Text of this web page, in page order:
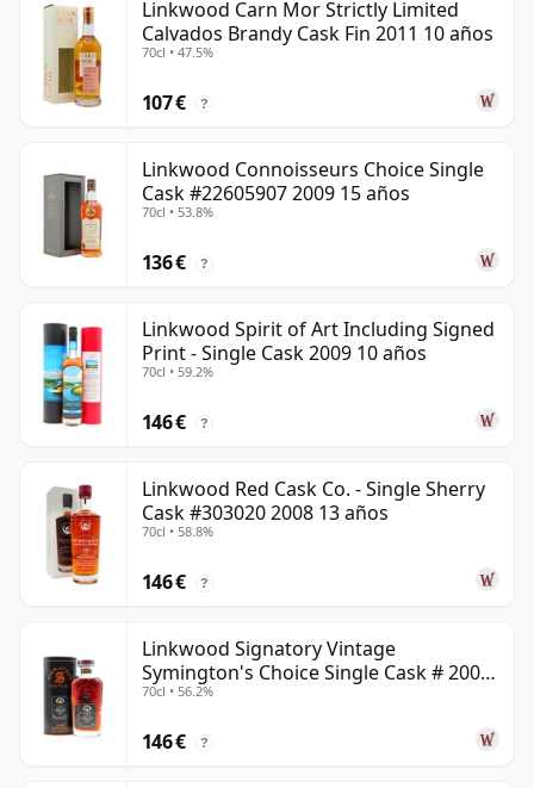
Linkwood Carn Mor Strictly Limited
Calvados Brandy Cask Fin 2011 10 años
70cl • 47.5%
107 € ?
Linkwood Connoisseurs Choice Single
Cask #22605907 2009 15 años
70cl • 53.8%
136 € ?
Linkwood Spirit of Art Including Signed
Print - Single Cask 2009 10 años
70cl • 59.2%
146 € ?
Linkwood Red Cask Co. - Single Sherry
Cask #303020 2008 13 años
70cl • 58.8%
146 € ?
Linkwood Signatory Vintage
Symington's Choice Single Cask # 2009
15 años
70cl • 56.2%
146 € ?